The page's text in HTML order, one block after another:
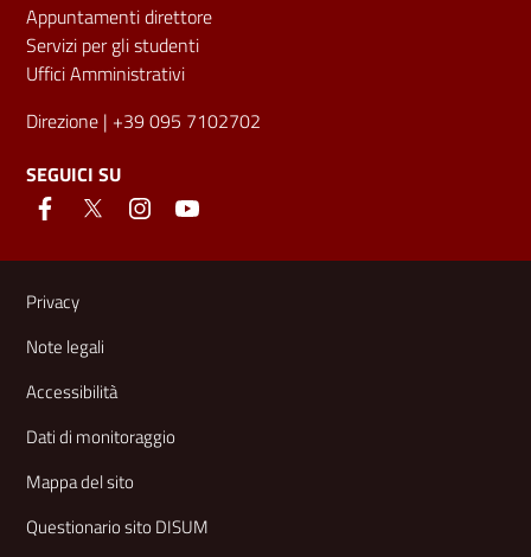
Appuntamenti direttore
Servizi per gli studenti
Uffici Amministrativi
Direzione | +39 095 7102702
SEGUICI SU
Link e informazioni utili
Privacy
Note legali
Accessibilità
Dati di monitoraggio
Mappa del sito
Questionario sito DISUM